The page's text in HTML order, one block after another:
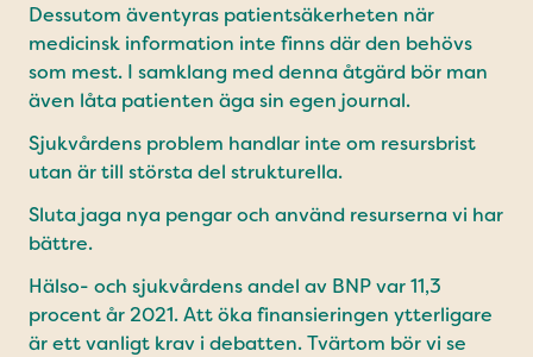
Dessutom äventyras patientsäkerheten när
medicinsk information inte finns där den behövs
som mest. I samklang med denna åtgärd bör man
även låta patienten äga sin egen journal.
Sjukvårdens problem handlar inte om resursbrist
utan är till största del strukturella.
Sluta jaga nya pengar och använd resurserna vi har
bättre.
Hälso- och sjukvårdens andel av BNP var 11,3
procent år 2021. Att öka finansieringen ytterligare
är ett vanligt krav i debatten. Tvärtom bör vi se